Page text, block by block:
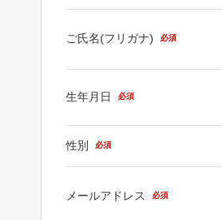
ご氏名(フリガナ) 必須
生年月日 必須
性別 必須
メールアドレス 必須